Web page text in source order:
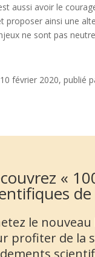
aussi avoir le
ainsi une
ne sont pas
février 2020, publié
«
le
profiter de la